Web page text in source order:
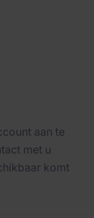
aan te
met u
komt